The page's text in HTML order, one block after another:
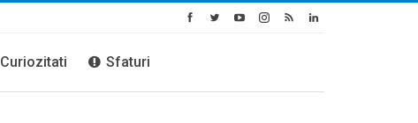
Curiozitati Sfaturi